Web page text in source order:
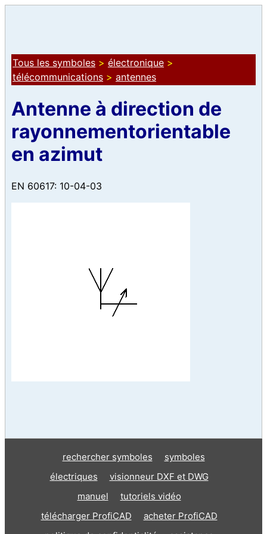
Tous les symboles > électronique >
télécommunications > antennes
Antenne à direction de
rayonnementorientable
en azimut
EN 60617: 10-04-03
rechercher symboles
symboles
électriques
visionneur DXF et DWG
manuel
tutoriels vidéo
télécharger ProfiCAD
acheter ProfiCAD